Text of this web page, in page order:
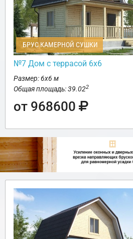
БРУС КАМЕРНОЙ СУШКИ
№7 Дом с террасой 6х6
Размер: 6х6 м
Общая площадь: 39.022
от 968600